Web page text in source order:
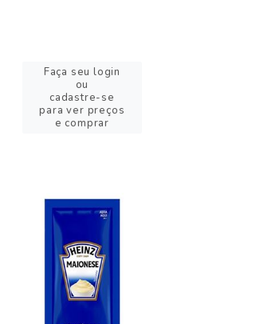
Faça seu login
ou
cadastre-se
para ver preços
e comprar